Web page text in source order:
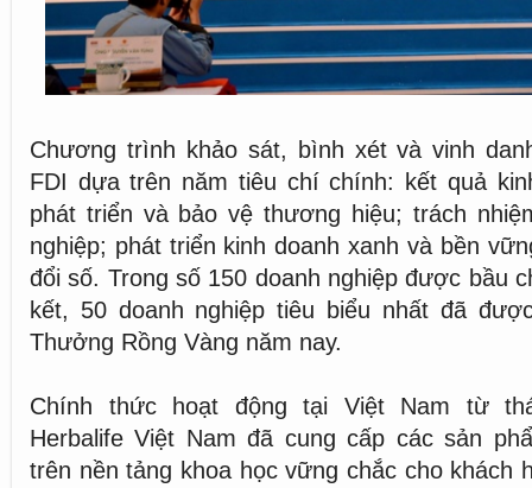
Chương trình khảo sát, bình xét và vinh
FDI dựa trên năm tiêu chí chính: kết quả
phát triển và bảo vệ thương hiệu; trách
nghiệp; phát triển kinh doanh xanh và bền
đổi số. Trong số 150 doanh nghiệp được bầu
kết, 50 doanh nghiệp tiêu biểu nhất đã
Thưởng Rồng Vàng năm nay.
Chính thức hoạt động tại Việt Nam từ
Herbalife Việt Nam đã cung cấp các sản
trên nền tảng khoa học vững chắc cho khách